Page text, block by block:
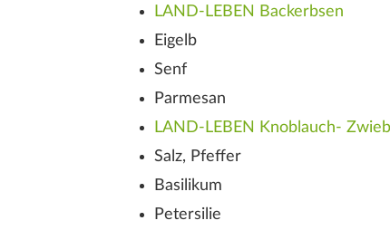
LAND-LEBEN Backerbsen
Eigelb
Senf
Parmesan
LAND-LEBEN Knoblauch-
Salz, Pfeffer
Basilikum
Petersilie